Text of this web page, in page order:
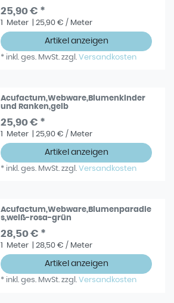
25,90 € *
1 Meter | 25,90 € / Meter
Artikel anzeigen
* inkl. ges. MwSt. zzgl.Versandkosten
Acufactum,Webware,Blumenkinder
und Ranken,gelb
25,90 € *
1 Meter | 25,90 € / Meter
Artikel anzeigen
* inkl. ges. MwSt. zzgl.Versandkosten
Acufactum,Webware,Blumenparadie
s,weiß-rosa-grün
28,50 € *
1 Meter | 28,50 € / Meter
Artikel anzeigen
* inkl. ges. MwSt. zzgl.Versandkosten